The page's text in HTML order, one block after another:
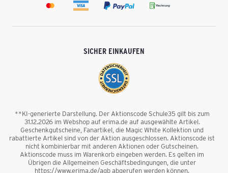
SICHER EINKAUFEN
**KI-generierte Darstellung. Der Aktionscode Schule35 gilt bis zum
31.12.2026 im Webshop auf erima.de auf ausgewählte Artikel.
Geschenkgutscheine, Fanartikel, die Magic White Kollektion und
rabattierte Artikel sind von der Aktion ausgeschlossen. Aktionscode ist
nicht kombinierbar mit anderen Aktionen oder Gutscheinen.
Aktionscode muss im Warenkorb eingeben werden. Es gelten im
Übrigen die Allgemeinen Geschäftsbedingungen, die unter
https://www.erima.de/agb abgerufen werden können.